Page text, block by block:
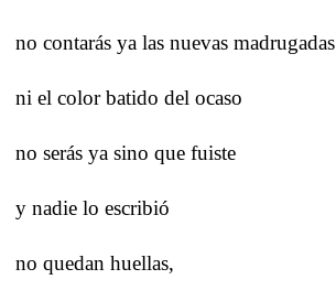
no contarás ya las nuevas madrugadas
ni el color batido del ocaso
no serás ya sino que fuiste
y nadie lo escribió
no quedan huellas,